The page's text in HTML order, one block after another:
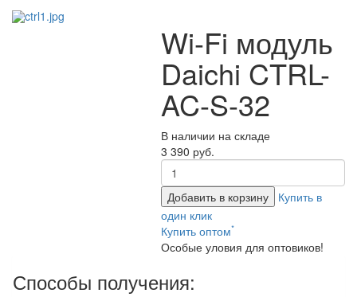
Wi-Fi модуль
Daichi CTRL-
AC-S-32
В наличии на складе
3 390 руб.
Добавить в корзину
Купить в
один клик
Купить оптом*
Особые уловия для оптовиков!
Способы получения: